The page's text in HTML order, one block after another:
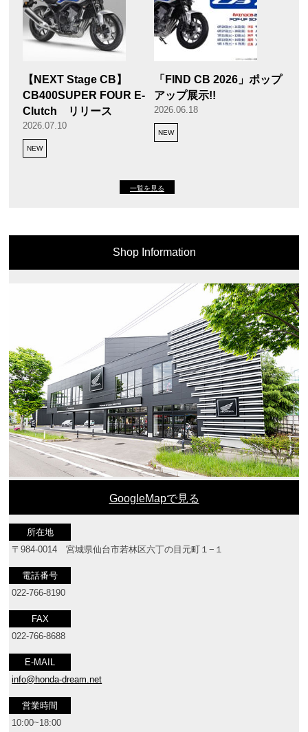
【NEXT Stage CB】
CB400SUPER FOUR E-
Clutch リリース
2026.07.10
NEW
「FIND CB 2026」ポップ
アップ展示!!
2026.06.18
NEW
一覧を見る
Shop Information
GoogleMapで見る
所在地
〒984-0014 宮城県仙台市若林区六丁の目元町１−１
電話番号
022‐766‐8190
FAX
022‐766‐8688
E-MAIL
info@honda-dream.net
営業時間
10:00~18:00